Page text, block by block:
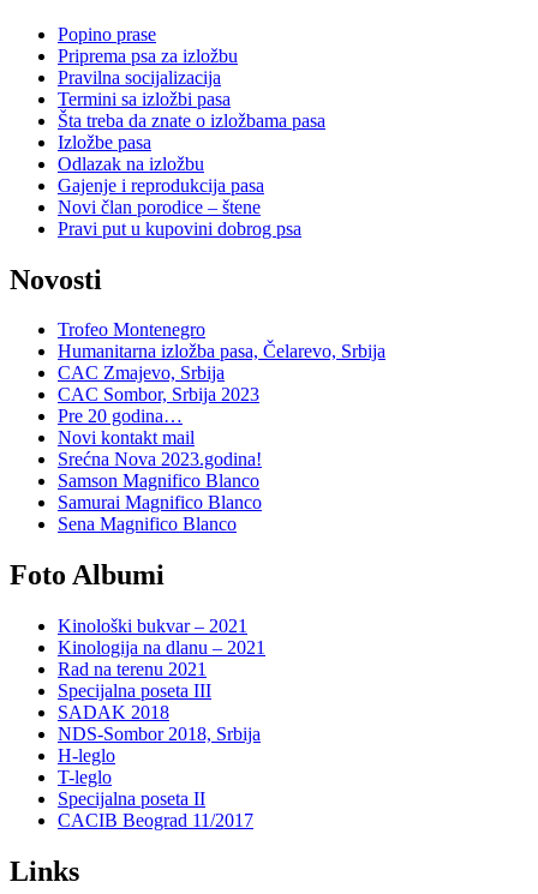
Popino prase
Priprema psa za izložbu
Pravilna socijalizacija
Termini sa izložbi pasa
Šta treba da znate o izložbama pasa
Izložbe pasa
Odlazak na izložbu
Gajenje i reprodukcija pasa
Novi član porodice – štene
Pravi put u kupovini dobrog psa
Novosti
Trofeo Montenegro
Humanitarna izložba pasa, Čelarevo, Srbija
CAC Zmajevo, Srbija
CAC Sombor, Srbija 2023
Pre 20 godina…
Novi kontakt mail
Srećna Nova 2023.godina!
Samson Magnifico Blanco
Samurai Magnifico Blanco
Sena Magnifico Blanco
Foto Albumi
Kinološki bukvar – 2021
Kinologija na dlanu – 2021
Rad na terenu 2021
Specijalna poseta III
SADAK 2018
NDS-Sombor 2018, Srbija
H-leglo
T-leglo
Specijalna poseta II
CACIB Beograd 11/2017
Links